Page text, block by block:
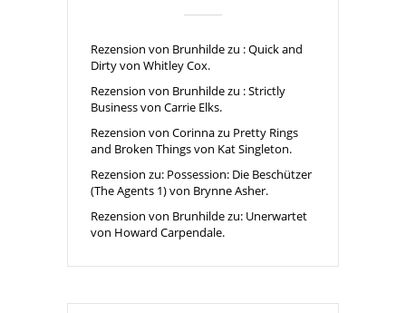
Rezension von Brunhilde zu : Quick and
Dirty von Whitley Cox.
Rezension von Brunhilde zu : Strictly
Business von Carrie Elks.
Rezension von Corinna zu Pretty Rings
and Broken Things von Kat Singleton.
Rezension zu: Possession: Die Beschützer
(The Agents 1) von Brynne Asher.
Rezension von Brunhilde zu: Unerwartet
von Howard Carpendale.